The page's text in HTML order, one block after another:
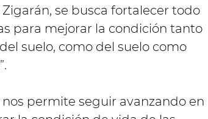
se busca fortalecer todo
para mejorar la condición tanto
suelo, como del suelo como
permite seguir avanzando en